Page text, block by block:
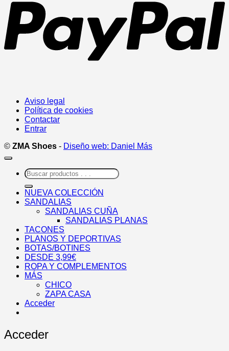
Aviso legal
Política de cookies
Contactar
Entrar
© ZMA Shoes - Diseño web: Daniel Más
Buscar
por:
NUEVA COLECCIÓN
SANDALIAS
SANDALIAS CUÑA
SANDALIAS PLANAS
TACONES
PLANOS Y DEPORTIVAS
BOTAS/BOTINES
DESDE 3,99€
ROPA Y COMPLEMENTOS
MÁS
CHICO
ZAPA CASA
Acceder
Acceder